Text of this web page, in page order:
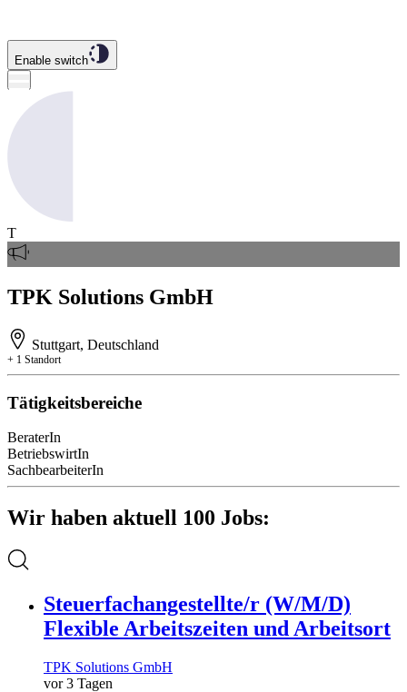
Enable switch
T
TPK Solutions GmbH
Stuttgart, Deutschland
+ 1 Standort
Tätigkeitsbereiche
BeraterIn
BetriebswirtIn
SachbearbeiterIn
Wir haben aktuell 100 Jobs:
Steuerfachangestellte/r (W/M/D)
Flexible Arbeitszeiten und Arbeitsort
TPK Solutions GmbH
vor 3 Tagen